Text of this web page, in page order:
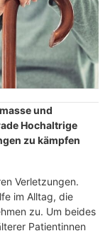
und
Hochaltrige
zu kämpfen
Verletzungen.
im Alltag, die
zu. Um beides
Patientinnen